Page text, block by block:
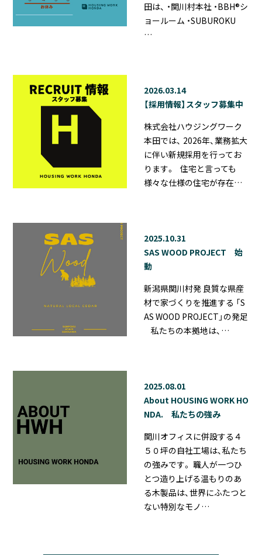
田は、 ・関川村本社 ・BBH®シ
ョールーム ・SUBUROKU
…
2026.03.14
【採用情報】スタッフ募集中
株式会社ハウジングワーク
本田では、 2026年、業務拡大
に伴い新規採用を行ってお
ります。 住宅と言っても
様々な仕様の住宅が存在…
2025.10.31
SAS WOOD PROJECT 始
動
新潟県関川村発 良質な県産
材で家づくりを推進する 「S
AS WOOD PROJECT」の発足
私たちの本拠地は、…
2025.08.01
About HOUSING WORK HO
NDA. 私たちの強み
関川オフィスに併設する４
５０坪の自社工場は、私たち
の強みです。 職人が一つひ
とつ造り上げる温もりのあ
る木製品は、世界にふたつと
ない特別なモノ…